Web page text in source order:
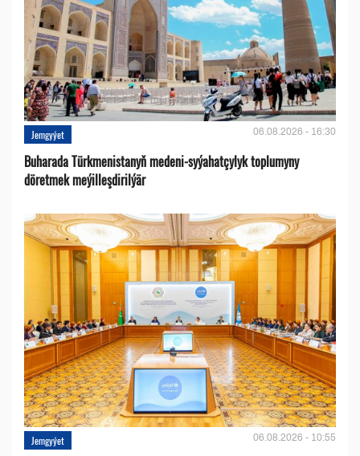
Jemgyýet 06.08.2026 - 16:30
Buharada Türkmenistanyň medeni-syýahatçylyk toplumyny
döretmek meýilleşdirilýär
Jemgyýet 06.08.2026 - 10:55